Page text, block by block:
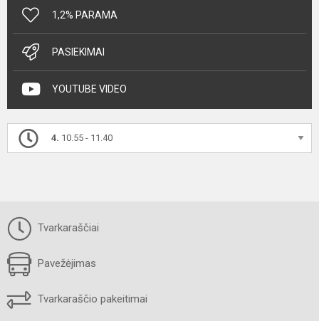
1,2% PARAMA
PASIEKIMAI
YOUTUBE VIDEO
4. 10.55 - 11.40
Tvarkaraščiai
Pavežėjimas
Tvarkaraščio pakeitimai